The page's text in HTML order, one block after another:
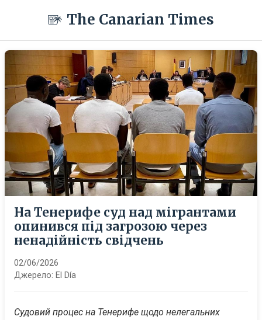
The Canarian Times
На Тенерифе суд над мігрантами
опинився під загрозою через
ненадійність свідчень
02/06/2026
Джерело: El Día
Судовий процес на Тенерифе щодо нелегальних